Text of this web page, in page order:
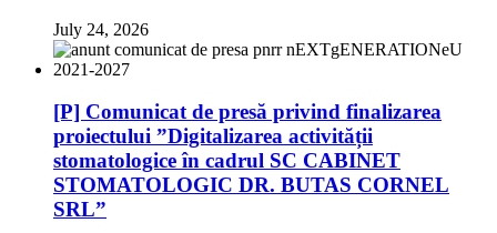
July 24, 2026
[P] Comunicat de presă privind finalizarea
proiectului ”Digitalizarea activității
stomatologice în cadrul SC CABINET
STOMATOLOGIC DR. BUTAS CORNEL
SRL”